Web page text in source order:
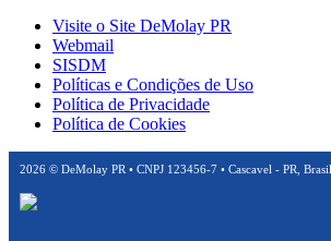
Visite o Site DeMolay PR
Webmail
SISDM
Políticas e Condições de Uso
Política de Privacidade
Política de Cookies
2026 © DeMolay PR • CNPJ 123456-7 • Cascavel - PR, Brasil